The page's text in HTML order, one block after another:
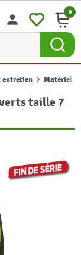
person 0
entretien Matériel
taille 7